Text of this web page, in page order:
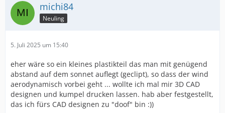
michi84
Neuling
5. Juli 2025 um 15:40
eher wäre so ein kleines plastikteil das man mit genügend
abstand auf dem sonnet auflegt (geclipt), so dass der wind
aerodynamisch vorbei geht ... wollte ich mal mir 3D CAD
designen und kumpel drucken lassen. hab aber festgestellt,
das ich fürs CAD designen zu "doof" bin :))